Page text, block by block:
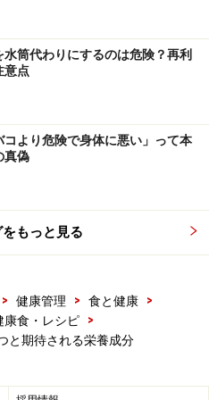
摂取することが活性酸素除
待されています。
食品に含まれるどのような
康への効果を明らかにする
質の機能性の解明や、評価
及が進められていますが、
を食べれば除去できるの
いません。今後のさらなる
あるのでしょうか?
筒代わりにするのは危険？再利
意点
コより危険で身体に悪い」って本
真偽
もっと見る
> 健康管理 > 食と健康
>
康食・レシピ
>
と期待される栄養成分